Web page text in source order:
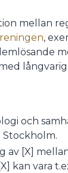
mellan
,
och
Stockholm.
av [X]
kan vara